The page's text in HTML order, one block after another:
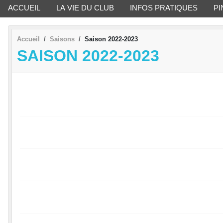
ACCUEIL LA VIE DU CLUB INFOS PRATIQUES
Accueil Saisons Saison 2022-2023
SAISON 2022-2023